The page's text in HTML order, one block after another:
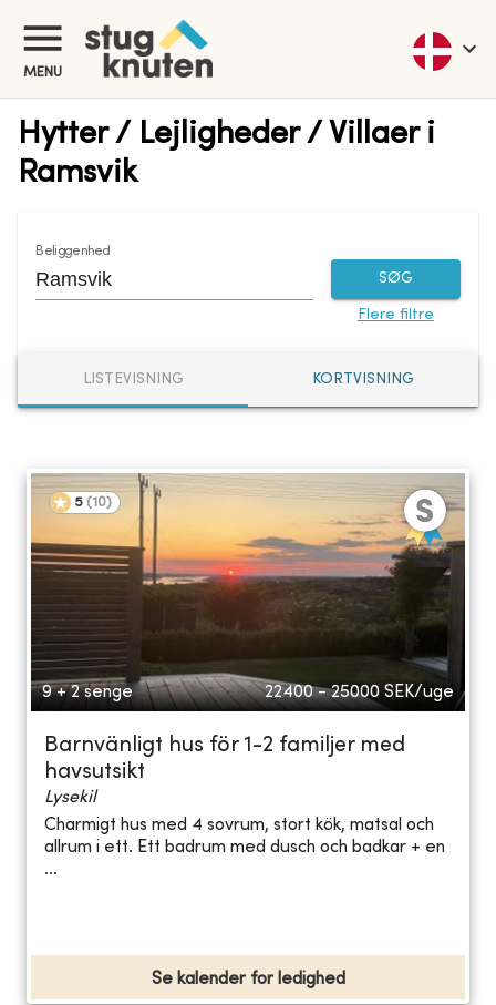
MENU
Hytter / Lejligheder / Villaer i
Ramsvik
Beliggenhed
SØG
Flere filtre
LISTEVISNING KORTVISNING
5 (10)
9 + 2 senge 22400 - 25000 SEK/uge
Barnvänligt hus för 1-2 familjer med
havsutsikt
Lysekil
Charmigt hus med 4 sovrum, stort kök, matsal och
allrum i ett. Ett badrum med dusch och badkar + en
...
Se kalender for ledighed